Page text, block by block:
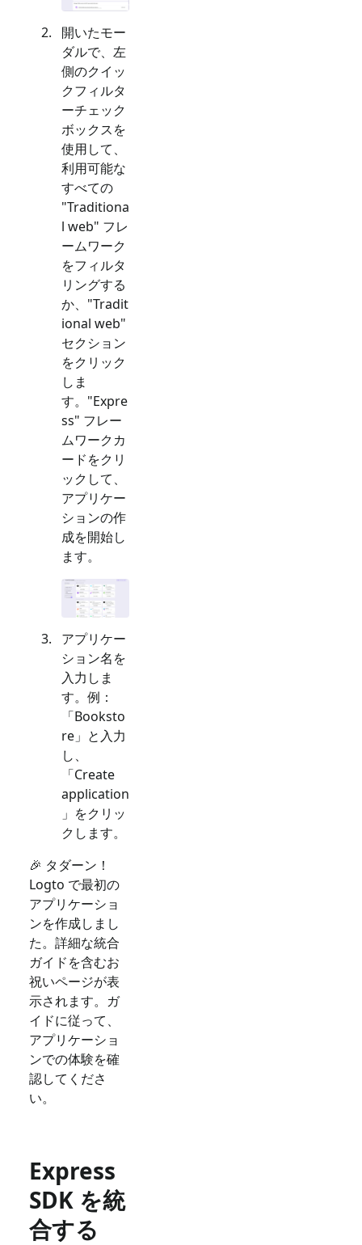
開いたモー
ダルで、左
側のクイッ
クフィルタ
ーチェック
ボックスを
使用して、
利用可能な
すべての
"Traditiona
l web" フレ
ームワーク
をフィルタ
リングする
か、"Tradit
ional web"
セクション
をクリック
しま
す。"Expre
ss" フレー
ムワークカ
ードをクリ
ックして、
アプリケー
ションの作
成を開始し
ます。
アプリケー
ション名を
入力しま
す。例：
「Booksto
re」と入力
し、
「Create
application
」をクリッ
クします。
🎉 タダーン！
Logto で最初の
アプリケーショ
ンを作成しまし
た。詳細な統合
ガイドを含むお
祝いページが表
示されます。ガ
イドに従って、
アプリケーショ
ンでの体験を確
認してくださ
い。
Express
SDK を統
合する